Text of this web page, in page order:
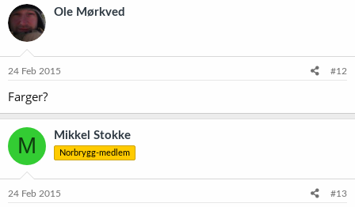
k
s
j
o
e
:
Ole Mørkved
24 Feb 2015 #12
Farger?
M Mikkel Stokke
Norbrygg-medlem
24 Feb 2015 #13